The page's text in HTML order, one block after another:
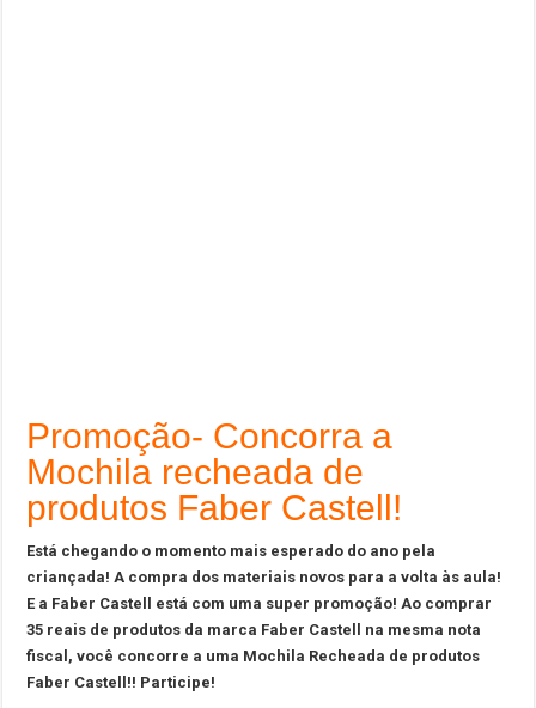
Promoção- Concorra a
Mochila recheada de
produtos Faber Castell!
Está chegando o momento mais esperado do ano pela
criançada! A compra dos materiais novos para a volta às aula!
E a Faber Castell está com uma super promoção! Ao comprar
35 reais de produtos da marca Faber Castell na mesma nota
fiscal, você concorre a uma Mochila Recheada de produtos
Faber Castell!! Participe!